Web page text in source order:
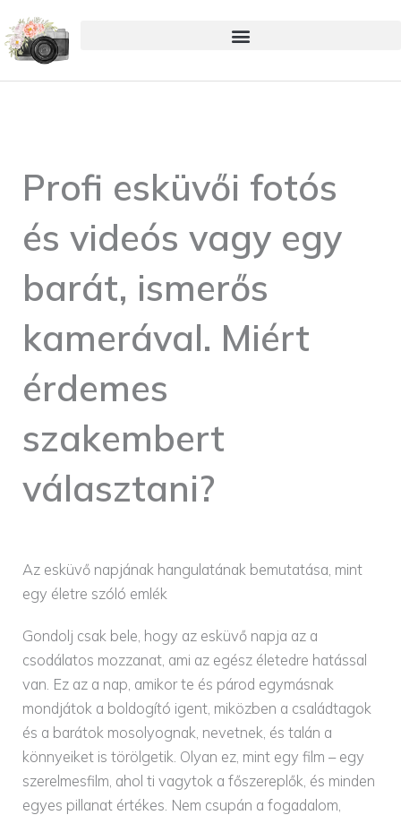
to
content
Profi esküvői fotós
és videós vagy egy
barát, ismerős
kamerával. Miért
érdemes
szakembert
választani?
Az esküvő napjának hangulatának bemutatása, mint
egy életre szóló emlék
Gondolj csak bele, hogy az esküvő napja az a
csodálatos mozzanat, ami az egész életedre hatással
van. Ez az a nap, amikor te és párod egymásnak
mondjátok a boldogító igent, miközben a családtagok
és a barátok mosolyognak, nevetnek, és talán a
könnyeiket is törölgetik. Olyan ez, mint egy film – egy
szerelmesfilm, ahol ti vagytok a főszereplők, és minden
egyes pillanat értékes. Nem csupán a fogadalom,